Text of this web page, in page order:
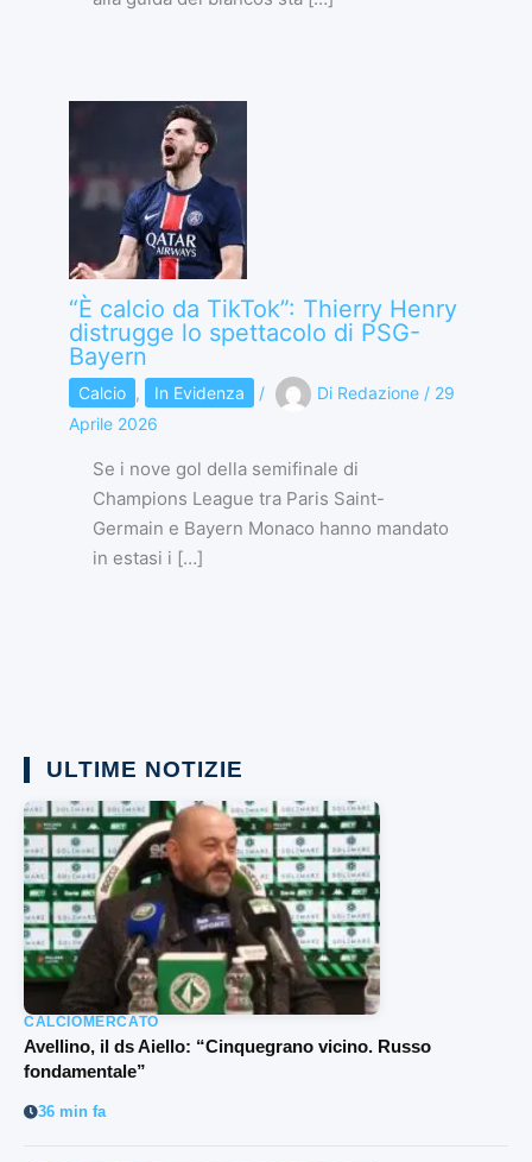
“È calcio da TikTok”: Thierry Henry
distrugge lo spettacolo di PSG-
Bayern
Calcio , In Evidenza / Di Redazione / 29
Aprile 2026
Se i nove gol della semifinale di
Champions League tra Paris Saint-
Germain e Bayern Monaco hanno mandato
in estasi i […]
ULTIME NOTIZIE
CALCIOMERCATO
Avellino, il ds Aiello: “Cinquegrano vicino. Russo
fondamentale”
36 min fa